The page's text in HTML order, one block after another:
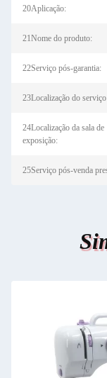
20Aplicação:
21Nome do produto:
22Serviço pós-garantia:
23Localização do
24Localização da sala de
exposição:
25Serviço pós-venda